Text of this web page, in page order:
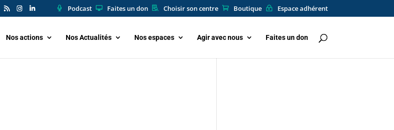
Podcast Faites un don Choisir son centre Boutique Espace adhérent
Nos actions Nos Actualités Nos espaces Agir avec nous Faites un don